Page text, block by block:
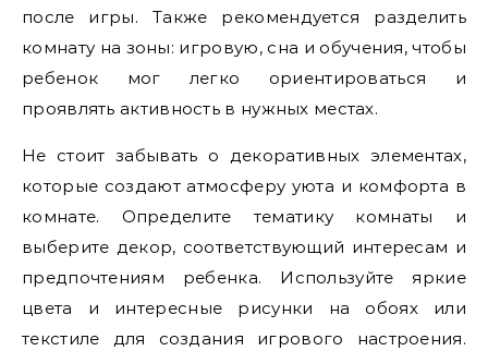
после игры. Также рекомендуется разделить
комнату на зоны: игровую, сна и обучения, чтобы
ребенок мог легко ориентироваться и
проявлять активность в нужных местах.
Не стоит забывать о декоративных элементах,
которые создают атмосферу уюта и комфорта в
комнате. Определите тематику комнаты и
выберите декор, соответствующий интересам и
предпочтениям ребенка. Используйте яркие
цвета и интересные рисунки на обоях или
текстиле для создания игрового настроения.